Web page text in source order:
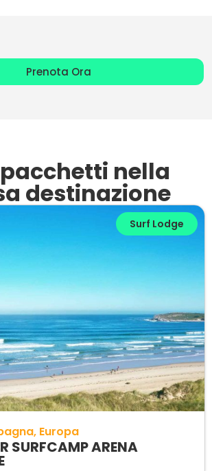
Prenota Ora
nella
destinazione
Surf Lodge
Europa
SURFCAMP ARENA